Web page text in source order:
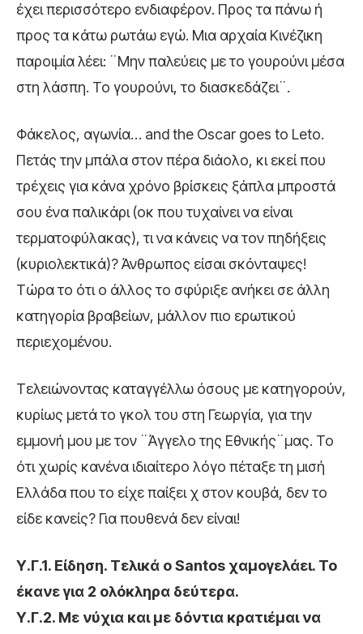
έχει περισσότερο ενδιαφέρον. Προς τα πάνω ή
προς τα κάτω ρωτάω εγώ. Μια αρχαία Κινέζικη
παροιμία λέει: ¨Μην παλεύεις με το γουρούνι μέσα
στη λάσπη. Το γουρούνι, το διασκεδάζει¨.
Φάκελος, αγωνία… and the Oscar goes to Leto.
Πετάς την μπάλα στον πέρα διάολο, κι εκεί που
τρέχεις για κάνα χρόνο βρίσκεις ξάπλα μπροστά
σου ένα παλικάρι (οκ που τυχαίνει να είναι
τερματοφύλακας), τι να κάνεις να τον πηδήξεις
(κυριολεκτικά)? Άνθρωπος είσαι σκόνταψες!
Τώρα το ότι ο άλλος το σφύριξε ανήκει σε άλλη
κατηγορία βραβείων, μάλλον πιο ερωτικού
περιεχομένου.
Τελειώνοντας καταγγέλλω όσους με κατηγορούν,
κυρίως μετά το γκολ του στη Γεωργία, για την
εμμονή μου με τον ¨Άγγελο της Εθνικής¨μας. Το
ότι χωρίς κανένα ιδιαίτερο λόγο πέταξε τη μισή
Ελλάδα που το είχε παίξει χ στον κουβά, δεν το
είδε κανείς? Για πουθενά δεν είναι!
Υ.Γ.1. Είδηση. Τελικά ο Santos χαμογελάει. Το
έκανε για 2 ολόκληρα δεύτερα.
Υ.Γ.2. Με νύχια και με δόντια κρατιέμαι να